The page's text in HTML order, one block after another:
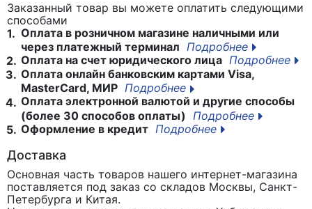
Заказанный товар вы можете оплатить следующими
способами
1. Оплата в розничном магазине наличными или
через платежный терминал Подробнее
2. Оплата на счет юридического лица Подробнее
3. Оплата онлайн банковским картами Visa,
MasterCard, МИР Подробнее
4. Оплата электронной валютой и другие способы
(более 30 способов оплаты)
Подробнее
5. Оформление в кредит Подробнее
Доставка
Основная часть товаров нашего интернет-магазина
поставляется под заказ со складов Москвы, Санкт-
Петербурга и Китая.